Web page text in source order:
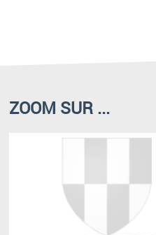
ZOOM SUR ...